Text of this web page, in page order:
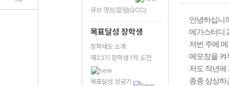
큐브 영상/칼럼(QCC)
목표달성 장학생
장학제도 소개
제23기 장학생 1차 도전
목표달성 성공기
안녕하십니
메가스터디
저번 주에
메모장을 켜
저도 작년에
종종 상상하